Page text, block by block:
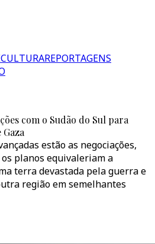
CULTURAREPORTAGENS
com o Sudão do Sul para
estão as negociações,
planos equivaleriam a
terra devastada pela guerra e
região em semelhantes